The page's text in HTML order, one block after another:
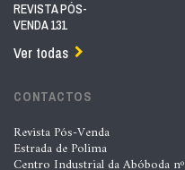
REVISTA PÓS-
VENDA 131
Ver todas
CONTACTOS
Revista Pós-Venda
Estrada de Polima
Centro Industrial da Abóboda nº